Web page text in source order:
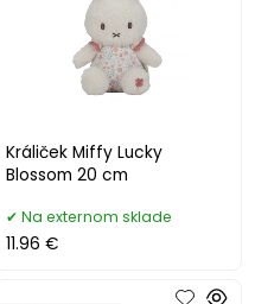
Králiček Miffy Lucky
Blossom 20 cm
Na externom sklade
11.96 €